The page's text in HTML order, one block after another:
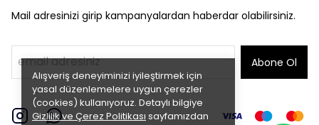
Alışveriş deneyiminizi iyileştirmek için
yasal düzenlemelere uygun çerezler
(cookies) kullanıyoruz. Detaylı bilgiye
Gizlilik ve Çerez Politikası sayfamızdan
Mail adresinizi girip kampanyalardan haberdar olabilirsiniz.
Abone Ol